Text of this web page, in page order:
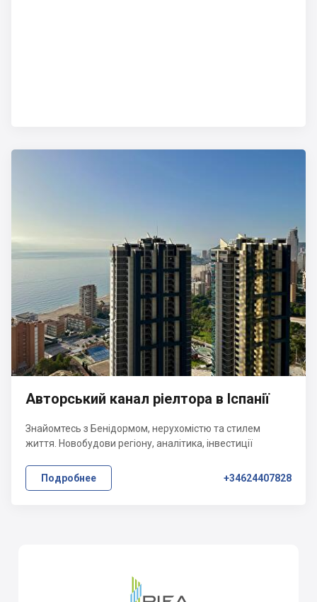
Авторський канал ріелтора в Іспанії
Знайомтесь з Бенідормом, нерухомістю та стилем
життя. Новобудови регіону, аналітика, інвестиції
Подробнее +34624407828